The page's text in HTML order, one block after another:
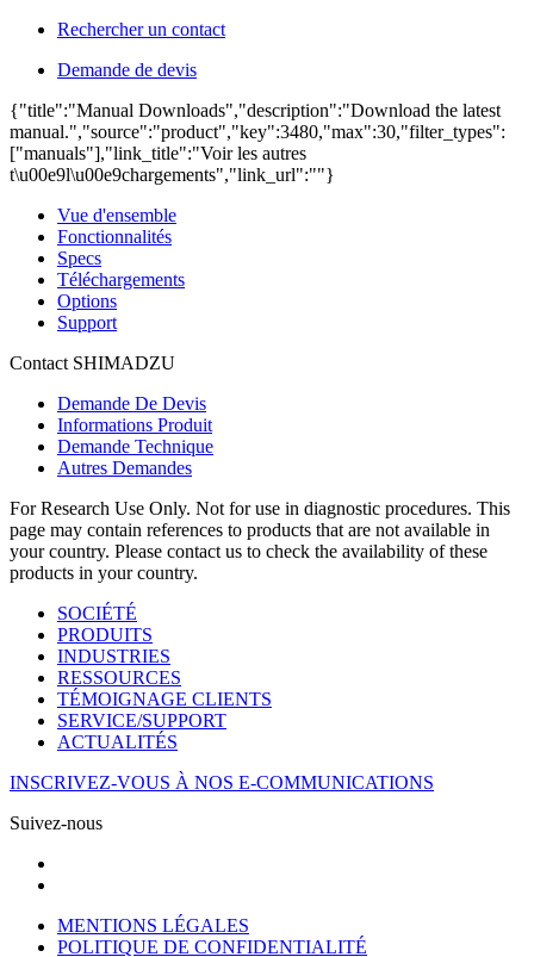
Rechercher un contact
Demande de devis
{"title":"Manual Downloads","description":"Download the latest
manual.","source":"product","key":3480,"max":30,"filter_types":
["manuals"],"link_title":"Voir les autres
t\u00e9l\u00e9chargements","link_url":""}
Vue d'ensemble
Fonctionnalités
Specs
Téléchargements
Options
Support
Contact SHIMADZU
Demande De Devis
Informations Produit
Demande Technique
Autres Demandes
For Research Use Only. Not for use in diagnostic procedures. This
page may contain references to products that are not available in
your country. Please contact us to check the availability of these
products in your country.
SOCIÉTÉ
PRODUITS
INDUSTRIES
RESSOURCES
TÉMOIGNAGE CLIENTS
SERVICE/SUPPORT
ACTUALITÉS
INSCRIVEZ-VOUS À NOS E-COMMUNICATIONS
Suivez-nous
MENTIONS LÉGALES
POLITIQUE DE CONFIDENTIALITÉ